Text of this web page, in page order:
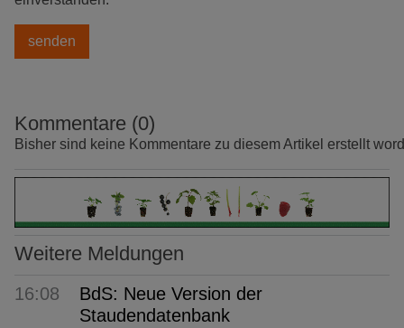
Kommentare (0)
Bisher sind keine Kommentare zu diesem Artikel erstellt
Weitere Meldungen
16:08
BdS: Neue Version der
Staudendatenbank